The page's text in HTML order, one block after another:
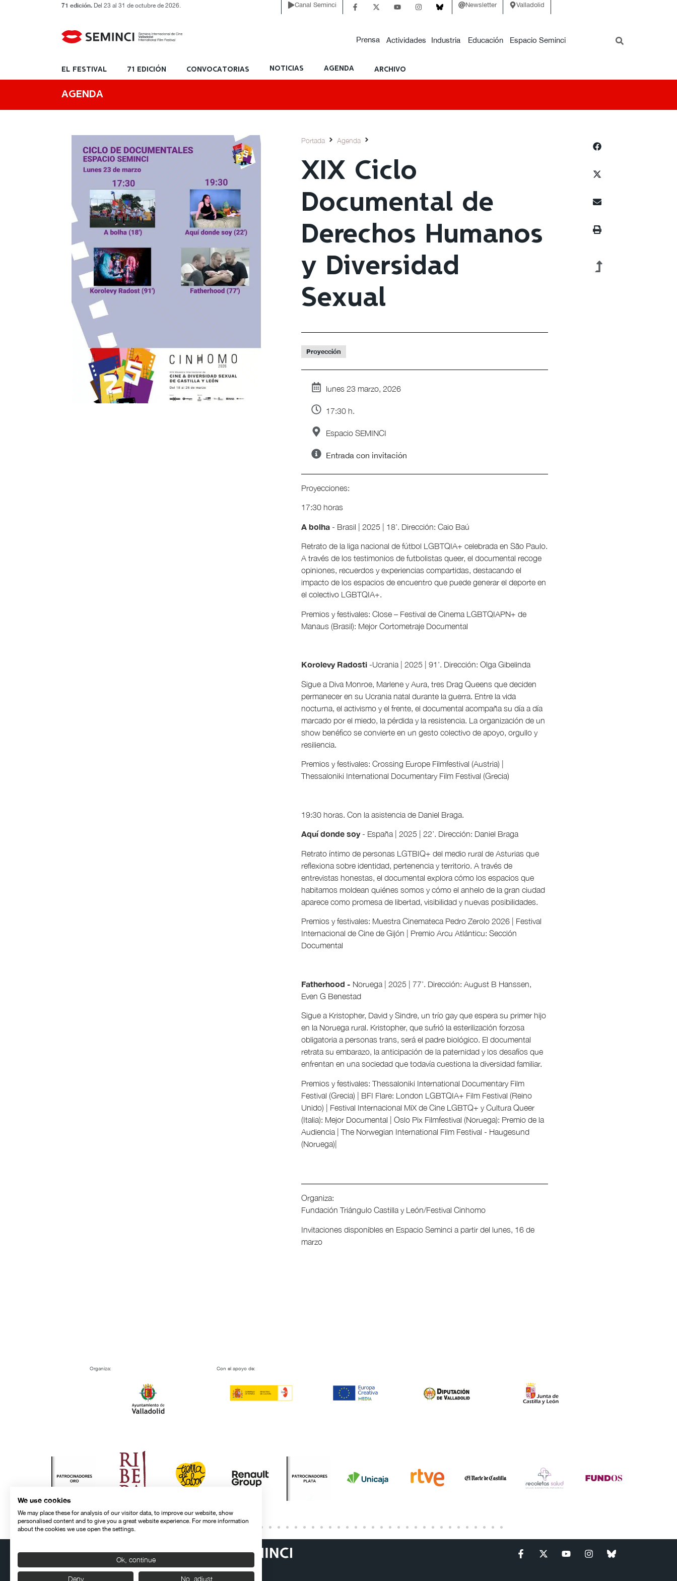
71 edición. Del 23 al 31 de octubre de 2026. Canal Seminci Newsletter Valladolid
Prensa Actividades Industria Educación Espacio Seminci
EL FESTIVAL 71 EDICIÓN CONVOCATORIAS NOTICIAS AGENDA ARCHIVO
AGENDA
Portada Agenda
XIX Ciclo
Documental de
Derechos Humanos
y Diversidad
Sexual
Proyección
lunes 23 marzo, 2026
17:30 h.
Espacio SEMINCI
Entrada con invitación
Proyecciones:
17:30 horas
A bolha - Brasil | 2025 | 18’. Dirección: Caio Baú
Retrato de la liga nacional de fútbol LGBTQIA+ celebrada en São Paulo.
A través de los testimonios de futbolistas queer, el documental recoge
opiniones, recuerdos y experiencias compartidas, destacando el
impacto de los espacios de encuentro que puede generar el deporte en
el colectivo LGBTQIA+.
Premios y festivales: Close – Festival de Cinema LGBTQIAPN+ de
Manaus (Brasil): Mejor Cortometraje Documental
Korolevy Radosti -Ucrania | 2025 | 91’. Dirección: Olga Gibelinda
Sigue a Diva Monroe, Marlene y Aura, tres Drag Queens que deciden
permanecer en su Ucrania natal durante la guerra. Entre la vida
nocturna, el activismo y el frente, el documental acompaña su día a día
marcado por el miedo, la pérdida y la resistencia. La organización de un
show benéfico se convierte en un gesto colectivo de apoyo, orgullo y
resiliencia.
Premios y festivales: Crossing Europe Filmfestival (Austria) |
Thessaloniki International Documentary Film Festival (Grecia)
19:30 horas. Con la asistencia de Daniel Braga.
Aquí donde soy- España | 2025 | 22’. Dirección: Daniel Braga
Retrato íntimo de personas LGTBIQ+ del medio rural de Asturias que
reflexiona sobre identidad, pertenencia y territorio. A través de
entrevistas honestas, el documental explora cómo los espacios que
habitamos moldean quiénes somos y cómo el anhelo de la gran ciudad
aparece como promesa de libertad, visibilidad y nuevas posibilidades.
Premios y festivales: Muestra Cinemateca Pedro Zerolo 2026 | Festival
Internacional de Cine de Gijón | Premio Arcu Atlánticu: Sección
Documental
Fatherhood - Noruega | 2025 | 77’. Dirección: August B Hanssen,
Even G Benestad
Sigue a Kristopher, David y Sindre, un trío gay que espera su primer hijo
en la Noruega rural. Kristopher, que sufrió la esterilización forzosa
obligatoria a personas trans, será el padre biológico. El documental
retrata su embarazo, la anticipación de la paternidad y los desafíos que
enfrentan en una sociedad que todavía cuestiona la diversidad familiar.
Premios y festivales: Thessaloniki International Documentary Film
Festival (Grecia) | BFI Flare: London LGBTQIA+ Film Festival (Reino
Unido) | Festival Internacional MiX de Cine LGBTQ+ y Cultura Queer
(Italia): Mejor Documental | Oslo Pix Filmfestival (Noruega): Premio de la
Audiencia | The Norwegian International Film Festival - Haugesund
(Noruega)|
Organiza:
Fundación Triángulo Castilla y León/Festival Cinhomo
Invitaciones disponibles en Espacio Seminci a partir del lunes, 16 de
marzo
Organiza: Con el apoyo de:
ContactoAviso legalPolítica de privacidadPolítica de cookies
We use cookies
We may place these for analysis of our visitor data, to improve our website, show
personalised content and to give you a great website experience. For more information
about the cookies we use open the settings.
Ok, continue
Deny No, adjust